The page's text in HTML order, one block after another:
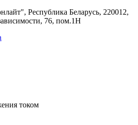
Республика Беларусь, 220012,
76, пом.1Н
током